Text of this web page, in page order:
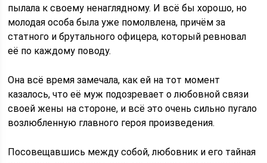
пылала к своему ненаглядному. И всё бы хорошо, но
молодая особа была уже помолвлена, причём за
статного и брутального офицера, который ревновал
её по каждому поводу.
Она всё время замечала, как ей на тот момент
казалось, что её муж подозревает о любовной связи
своей жены на стороне, и всё это очень сильно пугало
возлюбленную главного героя произведения.
Посовещавшись между собой, любовник и его тайная